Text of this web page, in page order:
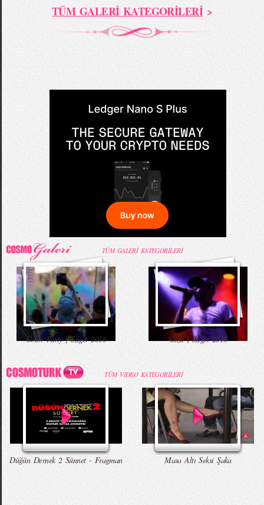
TÜM GALERİ KATEGORİLERİ>
TÜM GALERİ KATEGORİLERİ
Color Party | Sziget 2016 Ceza | Sziget 2016
TÜM VIDEO KATEGORİLERİ
Düğün Dernek 2 Sünnet - Fragman Masa Altı Seksi Şaka